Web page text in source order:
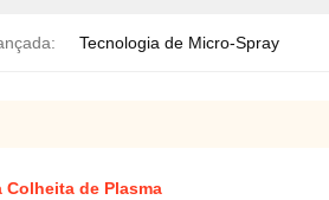
Tecnologia de Micro-Spray
Colheita de Plasma